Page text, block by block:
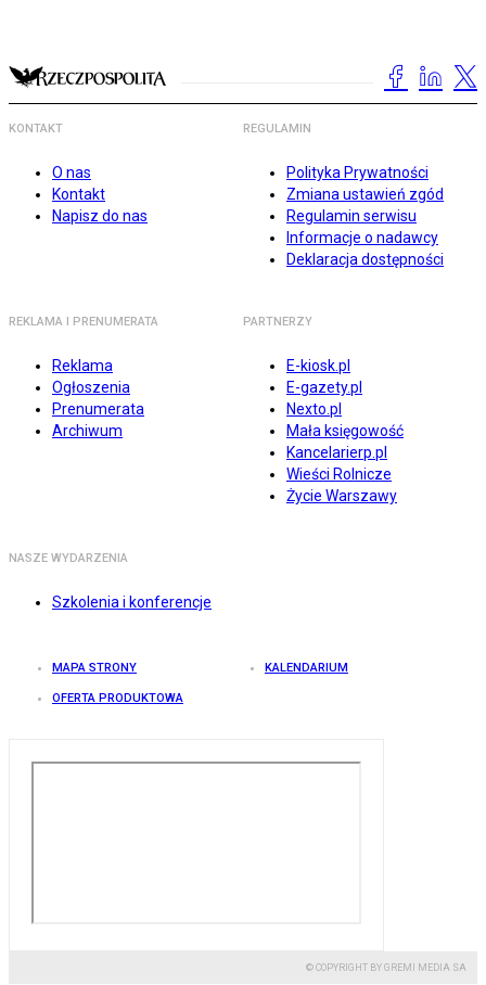
KONTAKT
O nas
Kontakt
Napisz do nas
REGULAMIN
Polityka Prywatności
Zmiana ustawień zgód
Regulamin serwisu
Informacje o nadawcy
Deklaracja dostępności
REKLAMA I PRENUMERATA
Reklama
Ogłoszenia
Prenumerata
Archiwum
PARTNERZY
E-kiosk.pl
E-gazety.pl
Nexto.pl
Mała księgowość
Kancelarierp.pl
Wieści Rolnicze
Życie Warszawy
NASZE WYDARZENIA
Szkolenia i konferencje
MAPA STRONY KALENDARIUM
OFERTA PRODUKTOWA
© COPYRIGHT BY GREMI MEDIA SA